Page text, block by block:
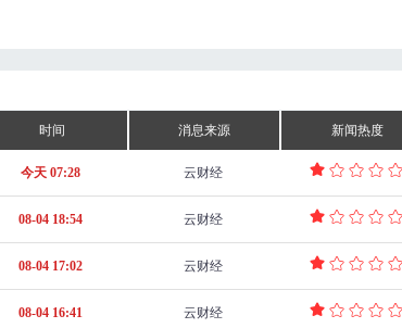
时间 消息来源 新闻热度
今天 07:28 云财经
08-04 18:54 云财经
08-04 17:02 云财经
08-04 16:41 云财经